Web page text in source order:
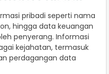
pribadi seperti nama
hingga data keuangan
penyerang. Informasi
kejahatan, termasuk
perdagangan data